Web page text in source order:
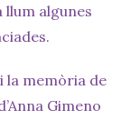
algunes
la memòria de
Gimeno